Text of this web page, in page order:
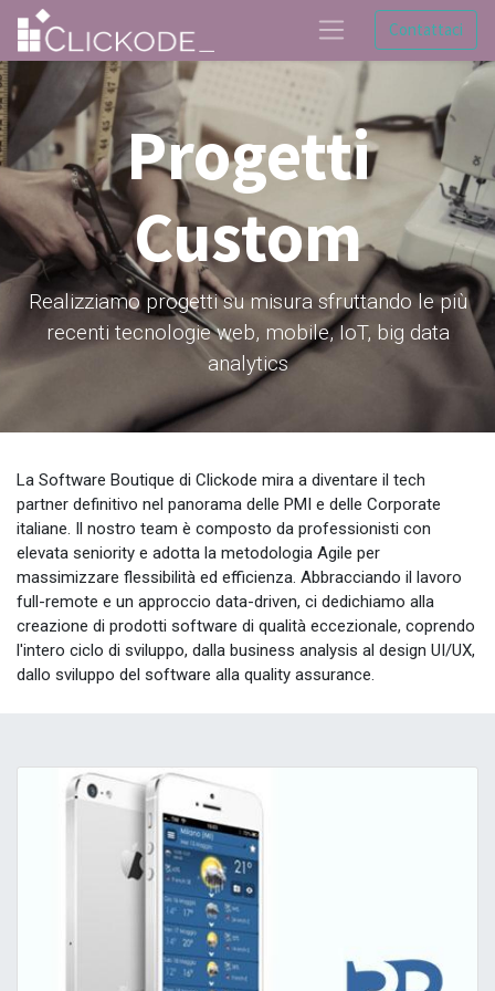
Contattaci
Progetti
Custom
Realizziamo progetti su misura sfruttando le più
recenti tecnologie web, mobile, IoT, big data
analytics
La Software Boutique di Clickode mira a diventare il tech
partner definitivo nel panorama delle PMI e delle Corporate
italiane. Il nostro team è composto da professionisti con
elevata seniority e adotta la metodologia Agile per
massimizzare flessibilità ed efficienza. Abbracciando il lavoro
full-remote e un approccio data-driven, ci dedichiamo alla
creazione di prodotti software di qualità eccezionale, coprendo
l'intero ciclo di sviluppo, dalla business analysis al design UI/UX,
dallo sviluppo del software alla quality assurance.